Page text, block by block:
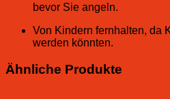
bevor Sie angeln.
Von Kindern fernhalten, da
werden könnten.
Ähnliche Produkte